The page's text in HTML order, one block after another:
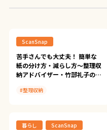
ScanSnap
苦手さんでも大丈夫！ 簡単な
紙の分け方・減らし方〜整理収
納アドバイザー・竹部礼子のデ
#整理収納
暮らし
ScanSnap